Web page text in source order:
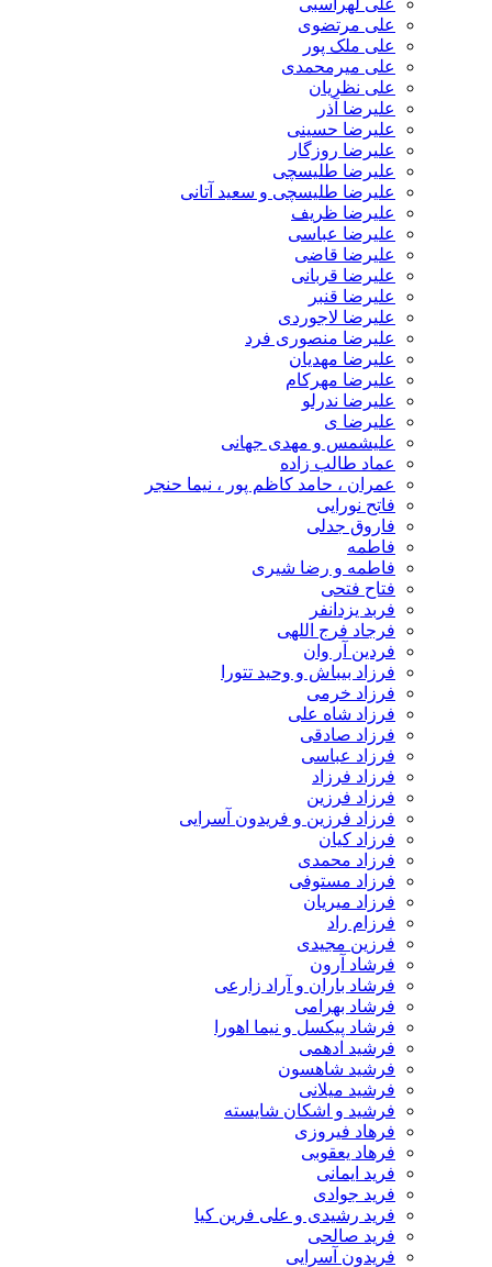
علی مرتضوی
علی ملک پور
علی میرمحمدی
علی نظریان
علیرضا آذر
علیرضا حسینی
علیرضا روزگار
علیرضا طلیسچی
علیرضا طلیسچی و سعید آتانی
علیرضا ظریف
علیرضا عباسی
علیرضا قاضی
علیرضا قربانی
علیرضا قنبر
علیرضا لاجوردی
علیرضا منصوری فرد
علیرضا مهدیان
علیرضا مهرکام
علیرضا ندرلو
علیرضا ی
علیشمس و مهدی جهانی
عماد طالب زاده
عمران ، حامد کاظم پور ، نیما حنجر
فاتح نورایی
فاروق جدلی
فاطمه
فاطمه و رضا شیری
فتاح فتحی
فربد یزدانفر
فرجاد فرج اللهی
فردین آر وان
فرزاد بیباش و وحید تتورا
فرزاد خرمی
فرزاد شاه علی
فرزاد صادقی
فرزاد عباسی
فرزاد فرزاد
فرزاد فرزین
فرزاد فرزین و فریدون آسرایی
فرزاد کیان
فرزاد محمدی
فرزاد مستوفی
فرزاد میریان
فرزام راد
فرزین مجیدی
فرشاد آرون
فرشاد باران و آراد زارعی
فرشاد بهرامی
فرشاد پیکسل و نیما اهورا
فرشید ادهمی
فرشید شاهسون
فرشید میلانی
فرشید و اشکان شایسته
فرهاد فیروزی
فرهاد یعقوبی
فرید ایمانی
فرید جوادی
فرید رشیدی و علی فرین کیا
فرید صالحی
فریدون آسرایی